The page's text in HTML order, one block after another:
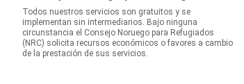
Todos nuestros servicios son gratuitos y se
implementan sin intermediarios. Bajo ninguna
circunstancia el Consejo Noruego para Refugiados
(NRC) solicita recursos económicos o favores a cambio
de la prestación de sus servicios.